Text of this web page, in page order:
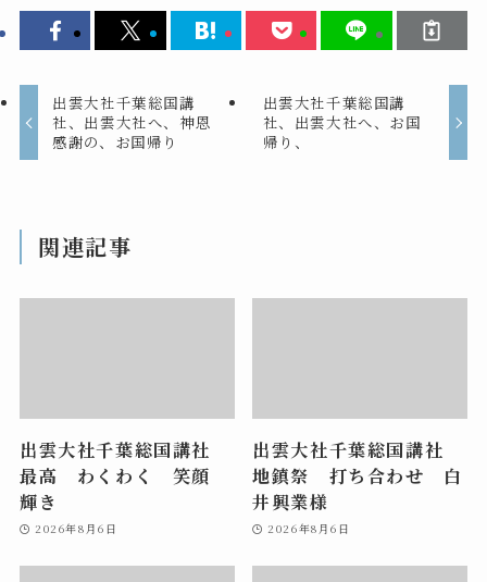
出雲大社千葉総国講
社、出雲大社へ、神恩
感謝の、お国帰り
出雲大社千葉総国講
社、出雲大社へ、お国
帰り、
関連記事
出雲大社千葉総国講社
最高 わくわく 笑顔
輝き
2026年8月6日
出雲大社千葉総国講社
地鎮祭 打ち合わせ 白
井興業様
2026年8月6日